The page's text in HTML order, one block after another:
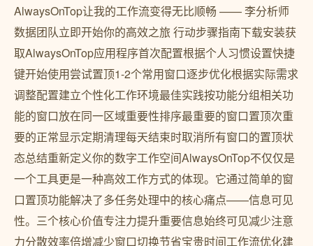
AlwaysOnTop让我的工作流变得无比顺畅 —— 李分析师
数据团队立即开始你的高效之旅 行动步骤指南下载安装获
取AlwaysOnTop应用程序首次配置根据个人习惯设置快捷
键开始使用尝试置顶1-2个常用窗口逐步优化根据实际需求
调整配置建立个性化工作环境最佳实践按功能分组相关功
能的窗口放在同一区域重要性排序最重要的窗口置顶次重
要的正常显示定期清理每天结束时取消所有窗口的置顶状
态总结重新定义你的数字工作空间AlwaysOnTop不仅仅是
一个工具更是一种高效工作方式的体现。它通过简单的窗
口置顶功能解决了多任务处理中的核心痛点——信息可见
性。三个核心价值专注力提升重要信息始终可见减少注意
力分散效率倍增减少窗口切换节省宝贵时间工作流优化建